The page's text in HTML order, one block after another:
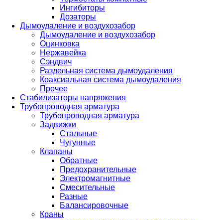
Ингибиторы
Дозаторы
Дымоудаление и воздухозабор
Дымоудаление и воздухозабор
Оцинковка
Нержавейка
Сэндвич
Раздельная система дымоудаления
Коаксиальная система дымоудаления
Прочее
Стабилизаторы напряжения
Трубопроводная арматура
Трубопроводная арматура
Задвижки
Стальные
Чугунные
Клапаны
Обратные
Предохранительные
Электромагнитные
Смесительные
Разные
Балансировочные
Краны